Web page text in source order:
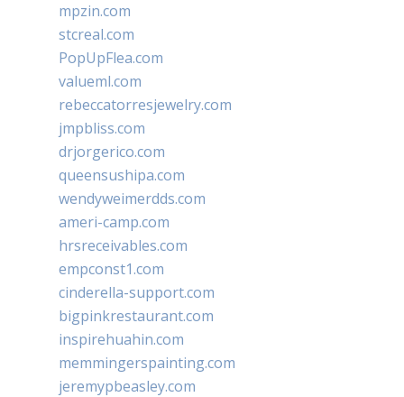
mpzin.com
stcreal.com
PopUpFlea.com
valueml.com
rebeccatorresjewelry.com
jmpbliss.com
drjorgerico.com
queensushipa.com
wendyweimerdds.com
ameri-camp.com
hrsreceivables.com
empconst1.com
cinderella-support.com
bigpinkrestaurant.com
inspirehuahin.com
memmingerspainting.com
jeremypbeasley.com